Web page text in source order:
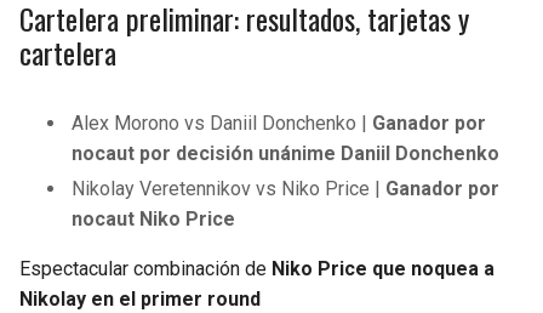
Cartelera preliminar: resultados, tarjetas y
cartelera
Alex Morono vs Daniil Donchenko | Ganador por
nocaut por decisión unánime Daniil Donchenko
Nikolay Veretennikov vs Niko Price | Ganador por
nocaut Niko Price
Espectacular combinación de Niko Price que noquea a
Nikolay en el primer round